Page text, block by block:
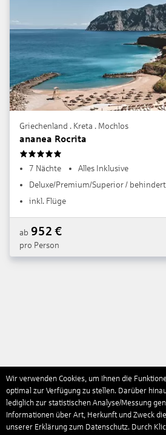
Griechenland . Kreta . Mochlos
ananea Rocrita
7 Nächte
Alles Inklusive
Deluxe/Premium/Superior /
inkl. Flüge
ab 952 €
pro Person
Wir verwenden Cookies, um Ihnen die
optimal zur Verfügung zu stellen. Darüber
lediglich zur statistischen Analyse/Messung
Informationen über Art, Herkunft und Zweck
unserer Erklärung zum Datenschutz. Durch